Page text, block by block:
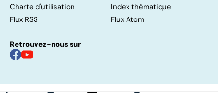
Charte d'utilisation
Index thématique
Flux RSS
Flux Atom
Retrouvez-nous sur